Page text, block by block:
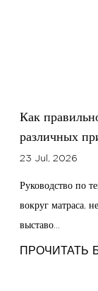
Почему
важными
16 Jul, 2026
A чехол для
закрывает и...